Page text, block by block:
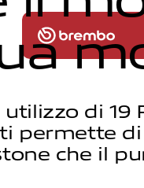
a m
di 19
permette
che il